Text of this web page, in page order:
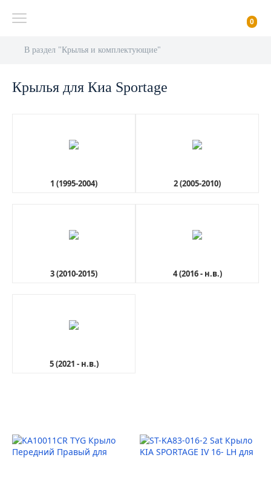
0
В раздел "Крылья и комплектующие"
Крылья для Киа Sportage
1 (1995-2004) 2 (2005-2010)
3 (2010-2015) 4 (2016 - н.в.)
5 (2021 - н.в.)